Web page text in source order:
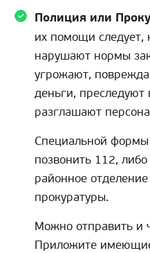
Полиция или
их помощи следует,
нарушают нормы
угрожают,
деньги, преследуют
разглашают
Специальной
позвонить 112,
районное
прокуратуры.
Можно отправить и
Приложите